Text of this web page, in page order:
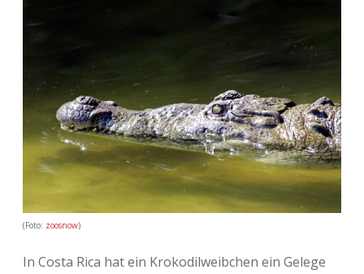
(Foto: zoosnow)
In Costa Rica hat ein Krokodilweibchen ein Gelege